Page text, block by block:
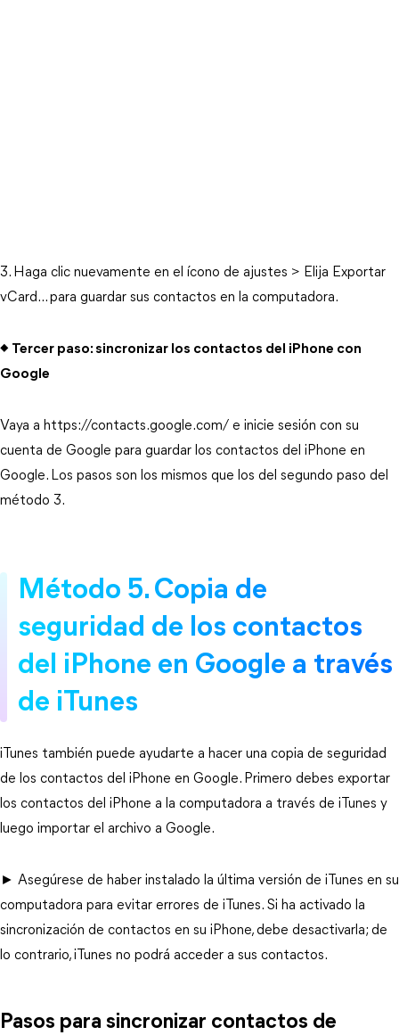
3. Haga clic nuevamente en el ícono de ajustes > Elija Exportar
vCard... para guardar sus contactos en la computadora.
◆ Tercer paso: sincronizar los contactos del iPhone con
Google
Vaya a https://contacts.google.com/ e inicie sesión con su
cuenta de Google para guardar los contactos del iPhone en
Google. Los pasos son los mismos que los del segundo paso del
método 3.
Método 5. Copia de
seguridad de los contactos
del iPhone en Google a través
de iTunes
iTunes también puede ayudarte a hacer una copia de seguridad
de los contactos del iPhone en Google. Primero debes exportar
los contactos del iPhone a la computadora a través de iTunes y
luego importar el archivo a Google.
► Asegúrese de haber instalado la última versión de iTunes en su
computadora para evitar errores de iTunes. Si ha activado la
sincronización de contactos en su iPhone, debe desactivarla; de
lo contrario, iTunes no podrá acceder a sus contactos.
Pasos para sincronizar contactos de